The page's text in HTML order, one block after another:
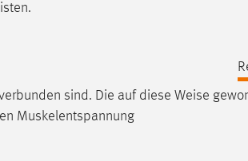
sind. Die auf diese Weise
Muskelentspannung